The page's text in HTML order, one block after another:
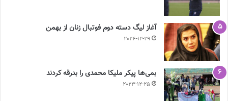
آغاز لیگ دسته دوم فوتبال زنان از بهمن
2024-12-29
بمی‌ها پیکر ملیکا محمدی را بدرقه کردند
2023-12-25